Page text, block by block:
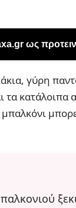
ως
γύρη
τα